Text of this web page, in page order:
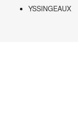
YSSINGEAUX